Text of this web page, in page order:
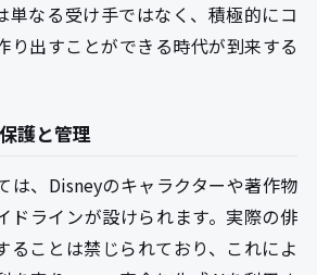
単なる受け手ではなく、積極的にコ
り出すことができる時代が到来する
護と管理
は、Disneyのキャラクターや著作物
ドラインが設けられます。実際の俳
ることは禁じられており、これによ